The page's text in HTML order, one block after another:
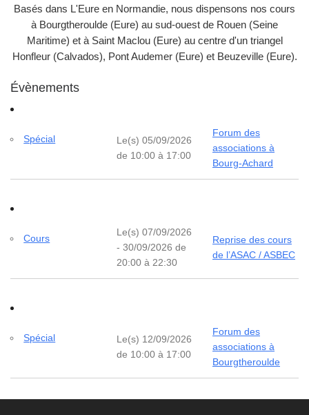
Basés dans L'Eure en Normandie, nous dispensons nos cours
à Bourgtheroulde (Eure) au sud-ouest de Rouen (Seine
Maritime) et à Saint Maclou (Eure) au centre d'un triangel
Honfleur (Calvados), Pont Audemer (Eure) et Beuzeville (Eure).
Évènements
Spécial
Le(s) 05/09/2026
de 10:00 à 17:00
Forum des
associations à
Bourg-Achard
Cours
Le(s) 07/09/2026
- 30/09/2026 de
20:00 à 22:30
Reprise des cours
de l’ASAC / ASBEC
Spécial
Le(s) 12/09/2026
de 10:00 à 17:00
Forum des
associations à
Bourgtheroulde